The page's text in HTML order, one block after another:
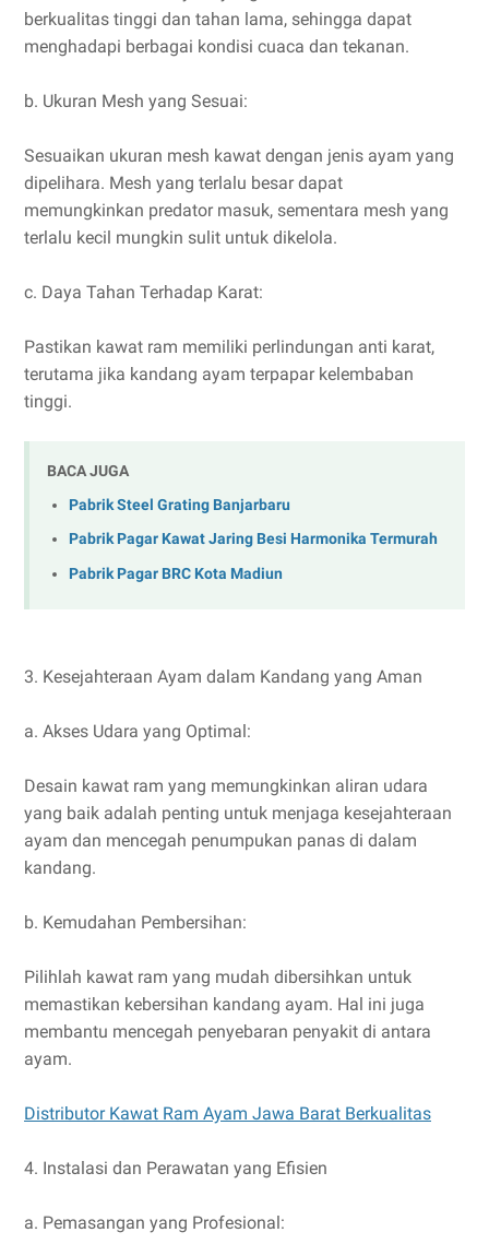
berkualitas tinggi dan tahan lama, sehingga dapat
menghadapi berbagai kondisi cuaca dan tekanan.
b. Ukuran Mesh yang Sesuai:
Sesuaikan ukuran mesh kawat dengan jenis ayam yang
dipelihara. Mesh yang terlalu besar dapat
memungkinkan predator masuk, sementara mesh yang
terlalu kecil mungkin sulit untuk dikelola.
c. Daya Tahan Terhadap Karat:
Pastikan kawat ram memiliki perlindungan anti karat,
terutama jika kandang ayam terpapar kelembaban
tinggi.
BACA JUGA
Pabrik Steel Grating Banjarbaru
Pabrik Pagar Kawat Jaring Besi Harmonika Termurah
Pabrik Pagar BRC Kota Madiun
3. Kesejahteraan Ayam dalam Kandang yang Aman
a. Akses Udara yang Optimal:
Desain kawat ram yang memungkinkan aliran udara
yang baik adalah penting untuk menjaga kesejahteraan
ayam dan mencegah penumpukan panas di dalam
kandang.
b. Kemudahan Pembersihan:
Pilihlah kawat ram yang mudah dibersihkan untuk
memastikan kebersihan kandang ayam. Hal ini juga
membantu mencegah penyebaran penyakit di antara
ayam.
Distributor Kawat Ram Ayam Jawa Barat Berkualitas
4. Instalasi dan Perawatan yang Efisien
a. Pemasangan yang Profesional: